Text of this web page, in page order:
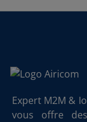
Expert M2M &
vous offre